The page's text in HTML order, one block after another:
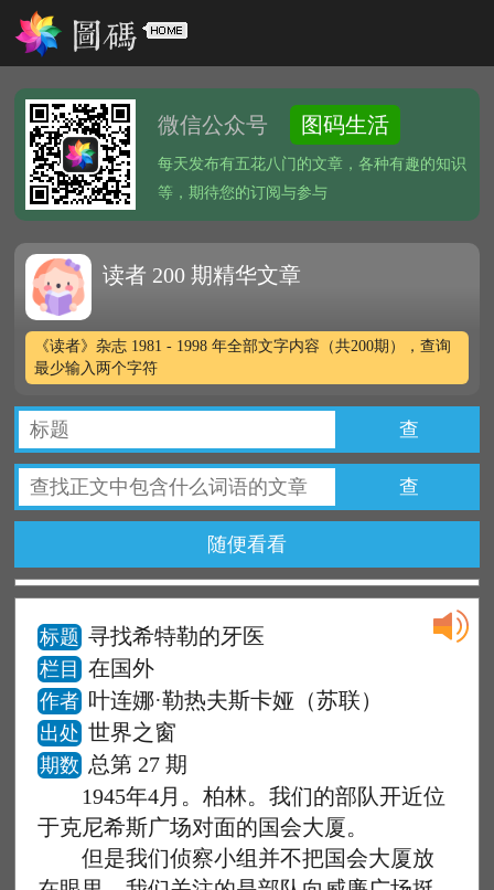
微信公众号 图码生活
每天发布有五花八门的文章，各种有趣的知识
等，期待您的订阅与参与
读者 200 期精华文章
《读者》杂志 1981 - 1998 年全部文字内容（共200期），查询
最少输入两个字符
查
查
随便看看
标题 寻找希特勒的牙医
栏目 在国外
作者 叶连娜·勒热夫斯卡娅（苏联）
出处 世界之窗
期数 总第 27 期
1945年4月。柏林。我们的部队开近位
于克尼希斯广场对面的国会大厦。
但是我们侦察小组并不把国会大厦放